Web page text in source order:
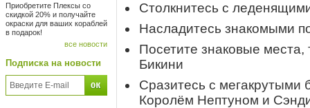
Приобретите Плексы со
скидкой 20% и получайте
окраски для ваших кораблей
в подарок!
все новости
Подписка на новости
Столкнитесь с
Насладитесь знакомыми
Посетите знаковые места,
Бикини
Сразитесь с мегакрутыми
Королём Нептуном и